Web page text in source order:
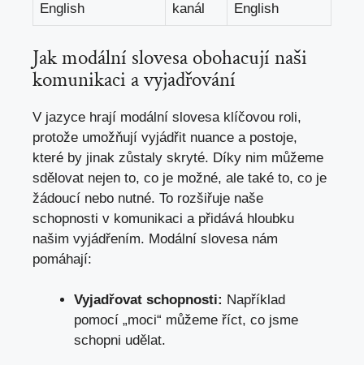
English
kanál
English
Jak ‌modální slovesa obohacují⁤ naši
komunikaci ​a vyjadřování
V ‍jazyce ​hrají modální slovesa klíčovou roli,
protože umožňují vyjádřit‍ nuance a‍ postoje,
které by jinak zůstaly skryté. Díky nim můžeme
sdělovat nejen ⁣to,⁤ co ‌je možné,⁤ ale také⁣ to, co ⁣je
‌žádoucí nebo nutné. To⁣ rozšiřuje naše
schopnosti⁣ v komunikaci a přidává ⁣hloubku
našim vyjádřením. Modální ⁢slovesa nám
pomáhají:
Vyjadřovat schopnosti: Například​
pomocí „moci“ můžeme říct,⁢ co jsme
schopni udělat.